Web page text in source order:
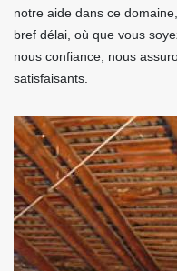
notre aide dans ce
bref délai, où que vous
nous confiance, nous
satisfaisants.